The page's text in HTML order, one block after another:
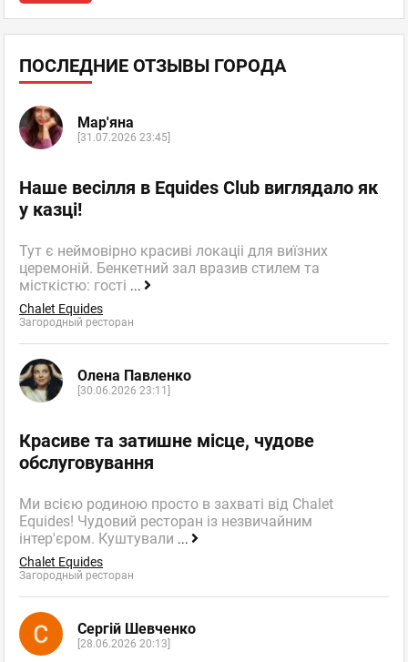
ПОСЛЕДНИЕ ОТЗЫВЫ ГОРОДА
Мар'яна
[31.07.2026 23:45]
Наше весілля в Equides Club виглядало як
у казці!
Тут є неймовірно красиві локаціі для виїзних
церемоній. Бенкетний зал вразив стилем та
місткістю: гості ...
Chalet Equides
Загородный ресторан
Олена Павленко
[30.06.2026 23:11]
Красиве та затишне місце, чудове
обслуговування
Ми всією родиною просто в захваті від Chalet
Equides! Чудовий ресторан із незвичайним
інтер'єром. Куштували ...
Chalet Equides
Загородный ресторан
Сергій Шевченко
[28.06.2026 20:13]